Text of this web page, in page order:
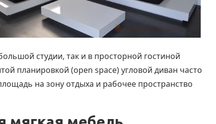
студии, так и в просторной гостиной
планировкой (open space) угловой диван часто
на зону отдыха и рабочее пространство